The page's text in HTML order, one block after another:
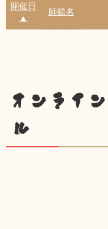
開催日
▲
師範名
オンライ
ル